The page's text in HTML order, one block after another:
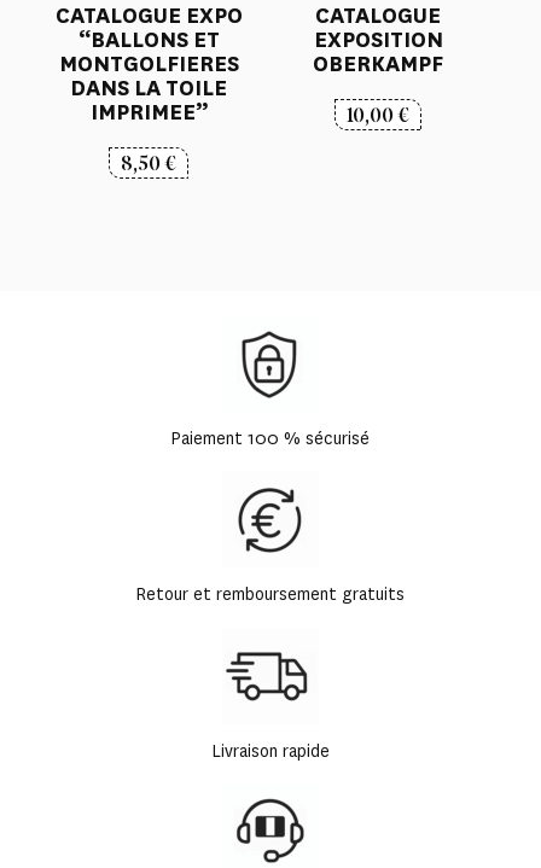
CATALOGUE EXPO
“BALLONS ET
MONTGOLFIERES
DANS LA TOILE
IMPRIMEE”
8,50€
CATALOGUE
EXPOSITION
OBERKAMPF
10,00€
Paiement 100 % sécurisé
Retour et remboursement gratuits
Livraison rapide